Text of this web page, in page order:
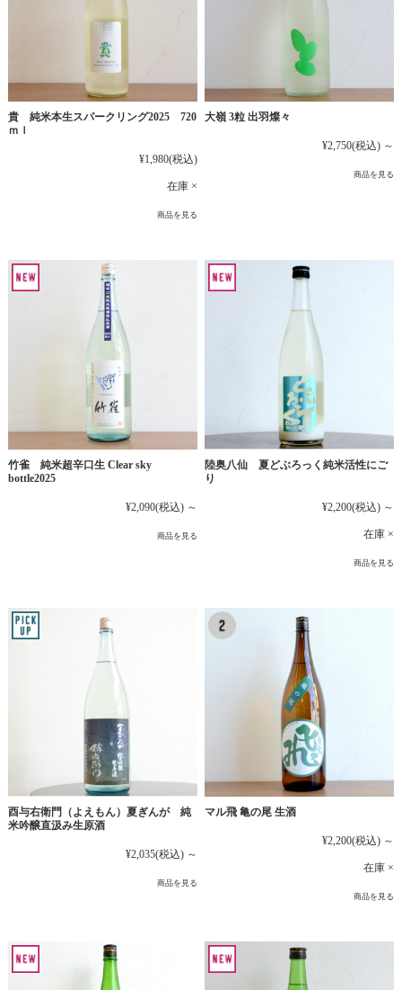
貴 純米本生スパークリング2025 720
ｍｌ
¥1,980(税込)
在庫 ×
商品を見る
大嶺 3粒 出羽燦々
¥2,750(税込) ～
商品を見る
竹雀 純米超辛口生 Clear sky
bottle2025
¥2,090(税込) ～
商品を見る
陸奥八仙 夏どぶろっく純米活性にご
り
¥2,200(税込) ～
在庫 ×
商品を見る
酉与右衛門（よえもん）夏ぎんが 純
米吟醸直汲み生原酒
¥2,035(税込) ～
商品を見る
マル飛 亀の尾 生酒
¥2,200(税込) ～
在庫 ×
商品を見る